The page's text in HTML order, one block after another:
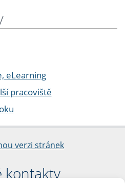
eLearning
pracoviště
verzi stránek
kontakty